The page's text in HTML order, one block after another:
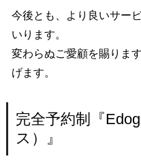
今後とも、より良いサー
いります。
変わらぬご愛顧を賜りま
げます。
完全予約制『
ス）』